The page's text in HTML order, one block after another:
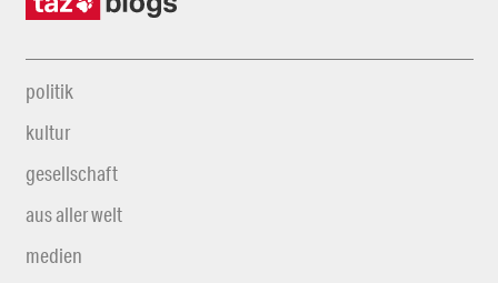
politik
kultur
gesellschaft
aus aller welt
medien